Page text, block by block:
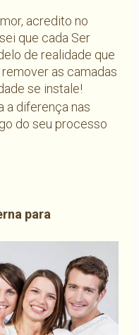
acredito no
que cada Ser
de realidade que
as camadas
se instale!
a diferença nas
do seu processo
para